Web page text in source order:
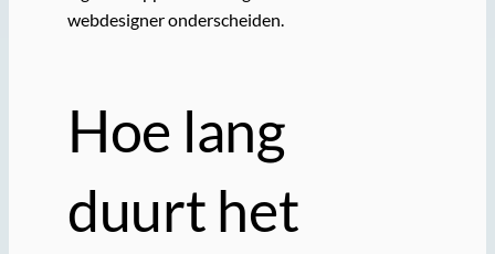
webdesigner onderscheiden.
Hoe lang
duurt het